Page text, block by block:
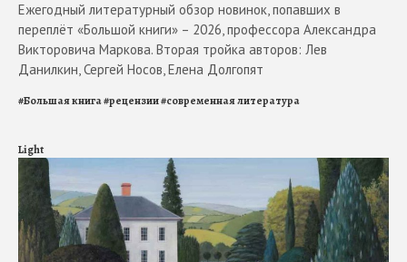
Ежегодный литературный обзор новинок, попавших в
переплёт «Большой книги» – 2026, профессора Александра
Викторовича Маркова. Вторая тройка авторов: Лев
Данилкин, Сергей Носов, Елена Долгопят
#Большая книга#рецензии#современная литература
Light